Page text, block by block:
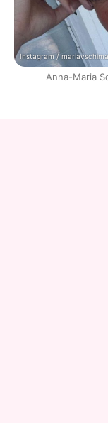
Instagram /
Anna-Maria